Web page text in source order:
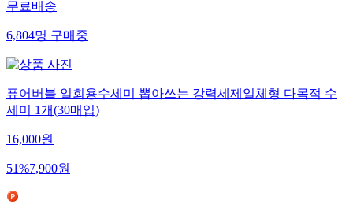
무료배송
6,804명구매중
퓨어버블 일회용수세미 뽑아쓰는 강력세제일체형 다목적 수
세미 1개(30매입)
16,000원
51%7,900원